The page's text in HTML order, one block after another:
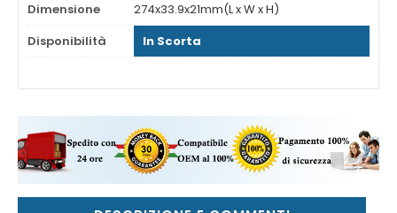
Dimensione
274x33.9x21mm(L x W x H)
Disponibilità
In Scorta